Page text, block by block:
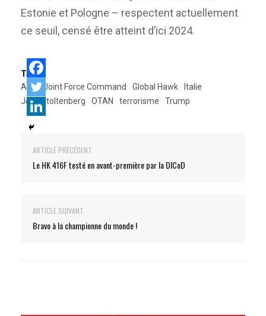
Estonie et Pologne – respectent actuellement
ce seuil, censé être atteint d’ici 2024.
Tags:
Allied Joint Force Command
Global Hawk
Italie
Jens Stoltenberg
OTAN terrorisme Trump
ARTICLE PRÉCÉDENT
Le HK 416F testé en avant-première par la DICoD
ARTICLE SUIVANT
Bravo à la championne du monde !